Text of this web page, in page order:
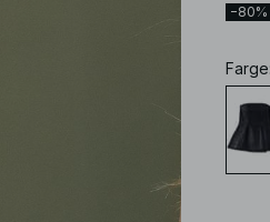
−80%
Farge